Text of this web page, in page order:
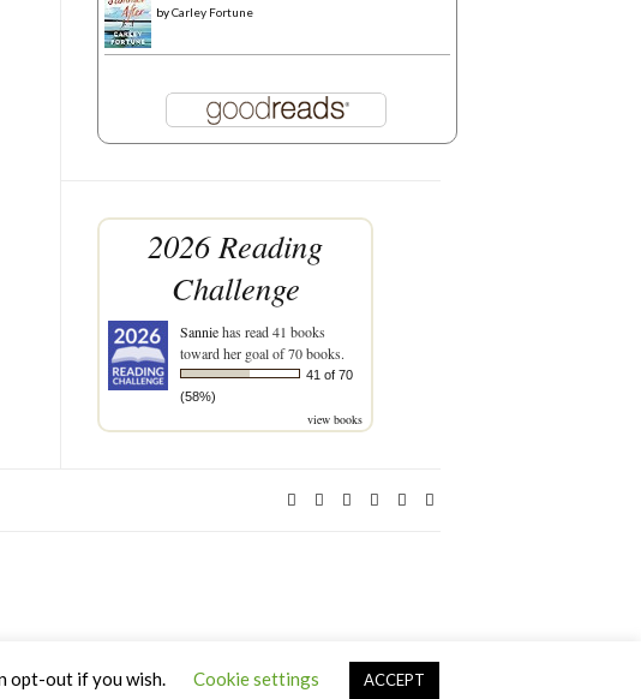
byCarley Fortune
2026 Reading
Challenge
Sanniehas read 41 books
toward her goal of 70 books.
41 of 70
(58%)
view books
opt-out if you wish. Cookie settings ACCEPT